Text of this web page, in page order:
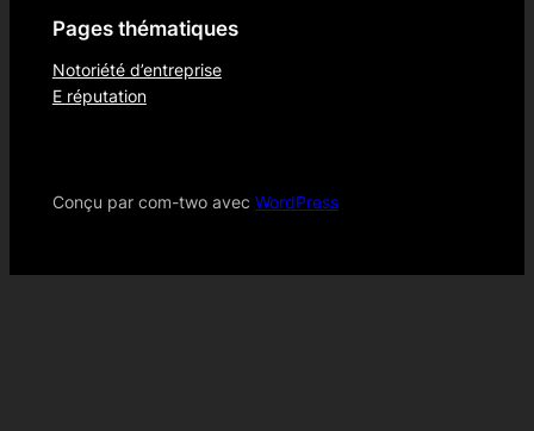
Pages thématiques
Notoriété d’entreprise
E réputation
Conçu par com-two avec WordPress